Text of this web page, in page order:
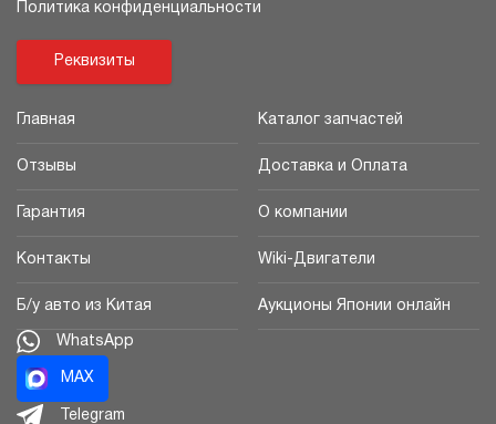
Политика конфиденциальности
Реквизиты
Главная Каталог запчастей
Отзывы Доставка и Оплата
Гарантия О компании
Контакты Wiki-Двигатели
Б/у авто из Китая Аукционы Японии онлайн
WhatsApp
MAX
Telegram